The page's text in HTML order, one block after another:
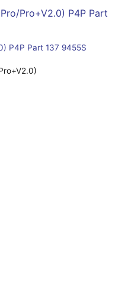
P4P Part 137 9455S